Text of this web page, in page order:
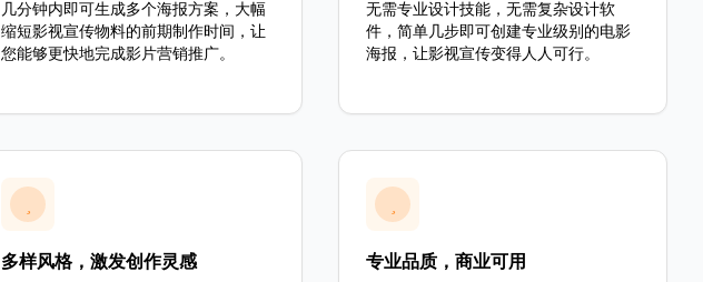
几分钟内即可生成多个海报方案，大幅
缩短影视宣传物料的前期制作时间，让
您能够更快地完成影片营销推广。
无需专业设计技能，无需复杂设计软
件，简单几步即可创建专业级别的电影
海报，让影视宣传变得人人可行。
多样风格，激发创作灵感 专业品质，商业可用